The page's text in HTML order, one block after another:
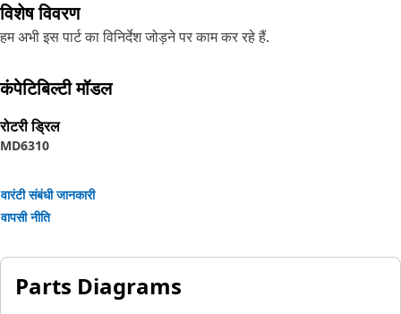
विशेष विवरण
हम अभी इस पार्ट का विनिर्देश जोड़ने पर काम कर रहे हैं.
कंपेटिबिल्टी मॉडल
रोटरी ड्रिल
MD6310
वारंटी संबंधी जानकारी
वापसी नीति
Parts Diagrams